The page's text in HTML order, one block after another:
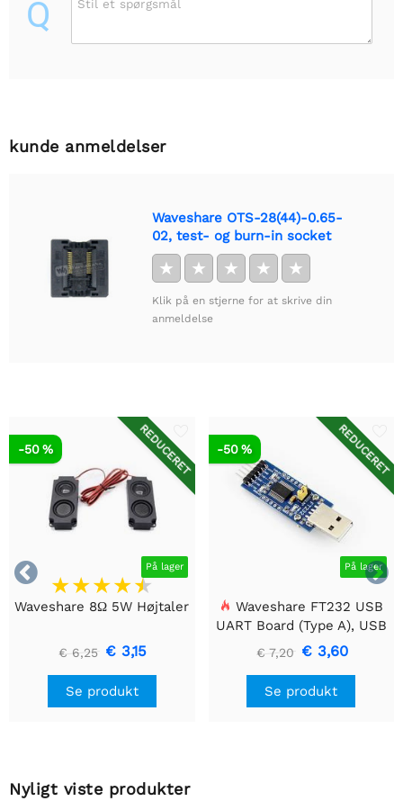
Q Stil et spørgsmål
kunde anmeldelser
Waveshare OTS-28(44)-0.65-
02, test- og burn-in socket
★ ★ ★ ★ ★
Klik på en stjerne for at skrive din
anmeldelse


REDUCERET
På lager
-50 %
Waveshare 8Ω 5W Højtaler
€ 6,25 € 3,15
Se produkt
REDUCERET
På lager
-50 %
Waveshare FT232 USB
UART Board (Type A), USB
til TTL (UART)
kommunikationsmodul
€ 7,20 € 3,60
Se produkt
Nyligt viste produkter